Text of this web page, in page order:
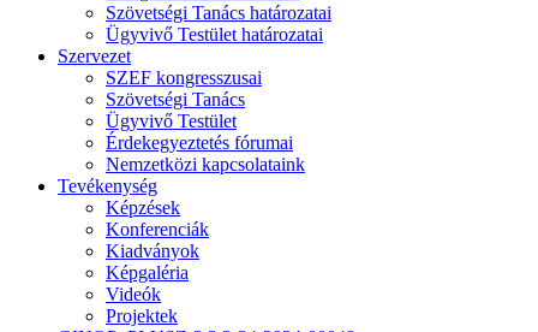
Szövetségi Tanács határozatai
Ügyvivő Testület határozatai
Szervezet
SZEF kongresszusai
Szövetségi Tanács
Ügyvivő Testület
Érdekegyeztetés fórumai
Nemzetközi kapcsolataink
Tevékenység
Képzések
Konferenciák
Kiadványok
Képgaléria
Videók
Projektek